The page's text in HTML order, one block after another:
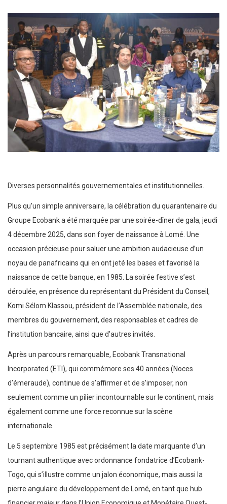
Diverses personnalités gouvernementales et institutionnelles.
Plus qu’un simple anniversaire, la célébration du quarantenaire du
Groupe Ecobank a été marquée par une soirée-dîner de gala, jeudi
4 décembre 2025, dans son foyer de naissance à Lomé. Une
occasion précieuse pour saluer une ambition audacieuse d’un
noyau de panafricains qui en ont jeté les bases et favorisé la
naissance de cette banque, en 1985. La soirée festive s’est
déroulée, en présence du représentant du Président du Conseil,
Komi Sélom Klassou, président de l’Assemblée nationale, des
membres du gouvernement, des responsables et cadres de
l’institution bancaire, ainsi que d’autres invités.
Après un parcours remarquable, Ecobank Transnational
Incorporated (ETI), qui commémore ses 40 années (Noces
d’émeraude), continue de s’affirmer et de s’imposer, non
seulement comme un pilier incontournable sur le continent, mais
également comme une force reconnue sur la scène
internationale.
Le 5 septembre 1985 est précisément la date marquante d’un
tournant authentique avec ordonnance fondatrice d’Ecobank-
Togo, qui s’illustre comme un jalon économique, mais aussi la
pierre angulaire du développement de Lomé, en tant que hub